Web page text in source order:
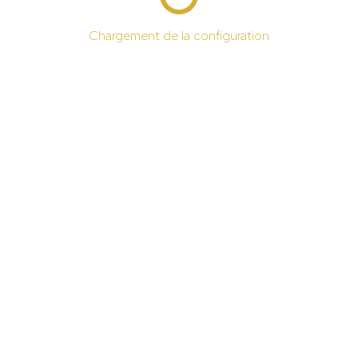
Chargement de la configuration